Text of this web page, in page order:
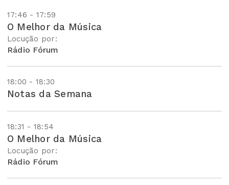
17:46 - 17:59
O Melhor da Música
Locução por:
Rádio Fórum
18:00 - 18:30
Notas da Semana
18:31 - 18:54
O Melhor da Música
Locução por:
Rádio Fórum